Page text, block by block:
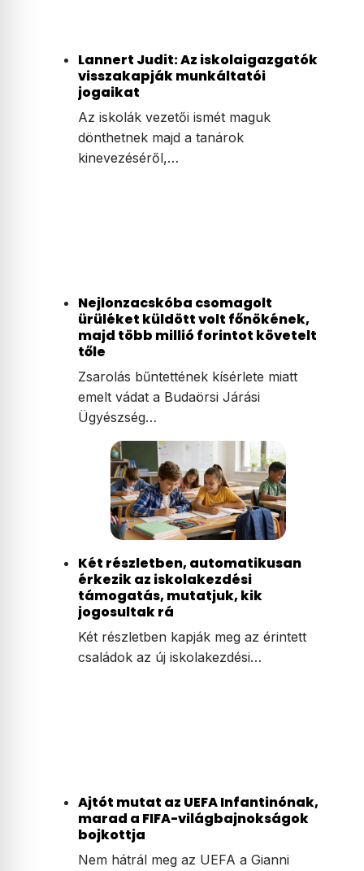
Lannert Judit: Az iskolaigazgatók
visszakapják munkáltatói
jogaikat
Az iskolák vezetői ismét maguk
dönthetnek majd a tanárok
kinevezéséről,…
Nejlonzacskóba csomagolt
ürüléket küldött volt főnökének,
majd több millió forintot követelt
tőle
Zsarolás bűntettének kísérlete miatt
emelt vádat a Budaörsi Járási
Ügyészség…
Két részletben, automatikusan
érkezik az iskolakezdési
támogatás, mutatjuk, kik
jogosultak rá
Két részletben kapják meg az érintett
családok az új iskolakezdési…
Ajtót mutat az UEFA Infantinónak,
marad a FIFA-világbajnokságok
bojkottja
Nem hátrál meg az UEFA a Gianni